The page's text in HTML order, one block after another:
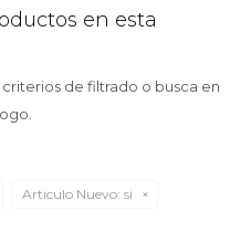
en esta
de filtrado o busca en
Articulo Nuevo: si